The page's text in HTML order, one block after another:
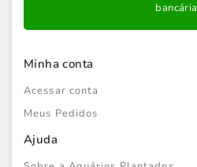
bancária
Minha conta
Acessar conta
Meus Pedidos
Ajuda